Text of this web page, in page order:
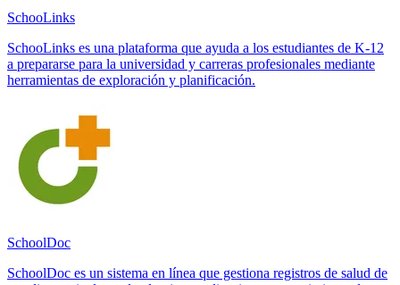
SchooLinks
SchooLinks es una plataforma que ayuda a los estudiantes de K-12
a prepararse para la universidad y carreras profesionales mediante
herramientas de exploración y planificación.
SchoolDoc
SchoolDoc es un sistema en línea que gestiona registros de salud de